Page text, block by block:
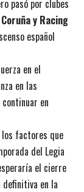
pasó por clubes
y Racing
español
en el
en las
en
los factores que
del Legia
el cierre
en la